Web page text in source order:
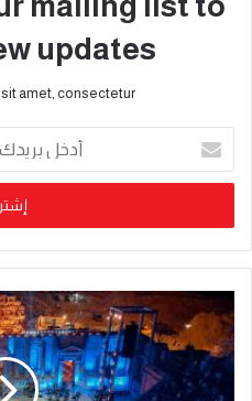
updates!
amet, consectetur.